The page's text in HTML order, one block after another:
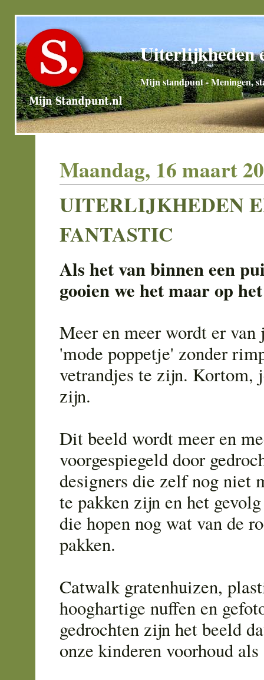
Uiterlijkheden
Mijn standpunt - Meningen,
Maandag, 16 maart
UITERLIJKHEDEN
FANTASTIC
Als het van binnen een
gooien we het maar op
Meer en meer wordt er van
'mode poppetje' zonder
vetrandjes te zijn. Kortom,
zijn.
Dit beeld wordt meer en
voorgespiegeld door
designers die zelf nog niet
te pakken zijn en het
die hopen nog wat van de
pakken.
Catwalk gratenhuizen,
hooghartige nuffen en
gedrochten zijn het beeld
onze kinderen voorhoud